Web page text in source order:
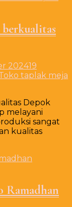
202419
taplak meja
Depok
melayani
sangat
kualitas
Ramadhan